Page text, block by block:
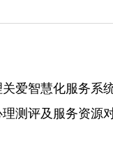
爱智慧化服务系
测评及服务资源